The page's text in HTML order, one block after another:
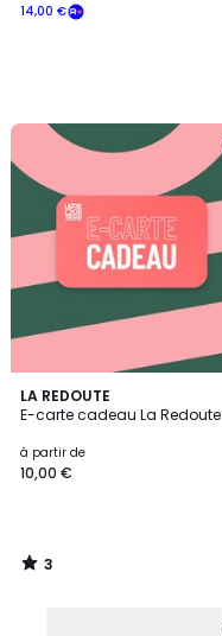
14,00 €
LA REDOUTE
E-carte cadeau La Redoute
à partir de
10,00 €
3
/
3
/